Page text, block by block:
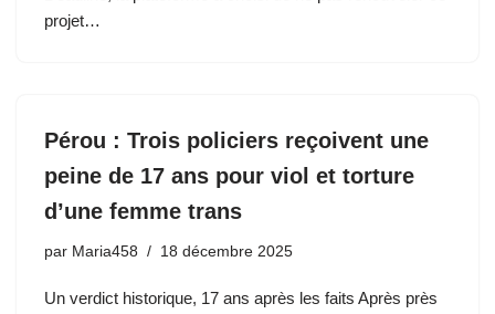
projet…
Pérou : Trois policiers reçoivent une
peine de 17 ans pour viol et torture
d’une femme trans
par Maria458 18 décembre 2025
Un verdict historique, 17 ans après les faits Après près